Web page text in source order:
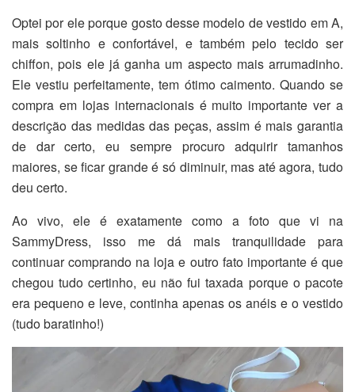
Optei por ele porque gosto desse modelo de vestido em A,
mais soltinho e confortável, e também pelo tecido ser
chiffon, pois ele já ganha um aspecto mais arrumadinho.
Ele vestiu perfeitamente, tem ótimo caimento. Quando se
compra em lojas internacionais é muito importante ver a
descrição das medidas das peças, assim é mais garantia
de dar certo, eu sempre procuro adquirir tamanhos
maiores, se ficar grande é só diminuir, mas até agora, tudo
deu certo.
Ao vivo, ele é exatamente como a foto que vi na
SammyDress, isso me dá mais tranquilidade para
continuar comprando na loja e outro fato importante é que
chegou tudo certinho, eu não fui taxada porque o pacote
era pequeno e leve, continha apenas os anéis e o vestido
(tudo baratinho!)